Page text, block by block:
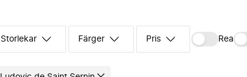
Storlekar Färger Pris Rea